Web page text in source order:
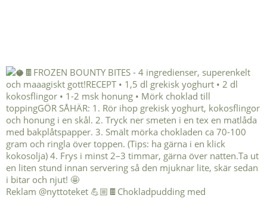
Reklam @nyttoteket 💪🏼🍫Chokladpudding med